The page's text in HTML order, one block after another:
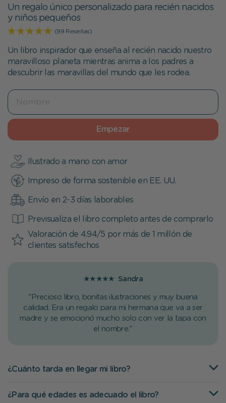
Un regalo único personalizado para recién nacidos
y niños pequeños
(99 Reseñas)
Un libro inspirador que enseña al recién nacido nuestro
maravilloso planeta mientras anima a los padres a
descubrir las maravillas del mundo que les rodea.
Ilustrado a mano con amor
Impreso de forma sostenible en EE. UU.
Envío en 2-3 días laborables
Previsualiza el libro completo antes de comprarlo
Valoración de 4.94/5 por más de 1 millón de
clientes satisfechos
Empezar
★★★★★ Sandra
"Precioso libro, bonitas ilustraciones y muy buena
calidad. Era un regalo para mi hermana que va a ser
madre y se emocionó mucho solo con ver la tapa con
el nombre."
¿Cuánto tarda en llegar mi libro?
¿Para qué edades es adecuado el libro?